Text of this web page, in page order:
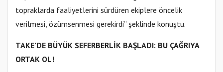
topraklarda faaliyetlerini sürdüren ekiplere öncelik
verilmesi, özümsenmesi gerekirdi” şeklinde konuştu.
TAKE’DE BÜYÜK SEFERBERLİK BAŞLADI: BU ÇAĞRIYA
ORTAK OL!